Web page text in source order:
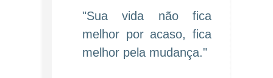
"Sua vida não fica
melhor por acaso, fica
melhor pela mudança."